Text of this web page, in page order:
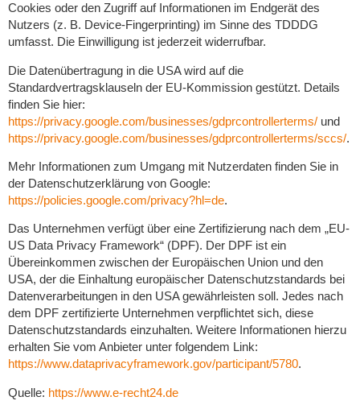
Cookies oder den Zugriff auf Informationen im Endgerät des
Nutzers (z. B. Device-Fingerprinting) im Sinne des TDDDG
umfasst. Die Einwilligung ist jederzeit widerrufbar.
Die Datenübertragung in die USA wird auf die
Standardvertragsklauseln der EU-Kommission gestützt. Details
finden Sie hier:
https://privacy.google.com/businesses/gdprcontrollerterms/ und
https://privacy.google.com/businesses/gdprcontrollerterms/sccs/.
Mehr Informationen zum Umgang mit Nutzerdaten finden Sie in
der Datenschutzerklärung von Google:
https://policies.google.com/privacy?hl=de.
Das Unternehmen verfügt über eine Zertifizierung nach dem „EU-
US Data Privacy Framework“ (DPF). Der DPF ist ein
Übereinkommen zwischen der Europäischen Union und den
USA, der die Einhaltung europäischer Datenschutzstandards bei
Datenverarbeitungen in den USA gewährleisten soll. Jedes nach
dem DPF zertifizierte Unternehmen verpflichtet sich, diese
Datenschutzstandards einzuhalten. Weitere Informationen hierzu
erhalten Sie vom Anbieter unter folgendem Link:
https://www.dataprivacyframework.gov/participant/5780.
Quelle: https://www.e-recht24.de